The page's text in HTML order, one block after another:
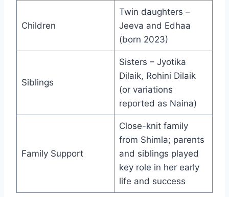
Children
Twin daughters –
Jeeva and Edhaa
(born 2023)
Siblings
Sisters – Jyotika
Dilaik, Rohini Dilaik
(or variations
reported as Naina)
Family Support
Close-knit family
from Shimla; parents
and siblings played
key role in her early
life and success